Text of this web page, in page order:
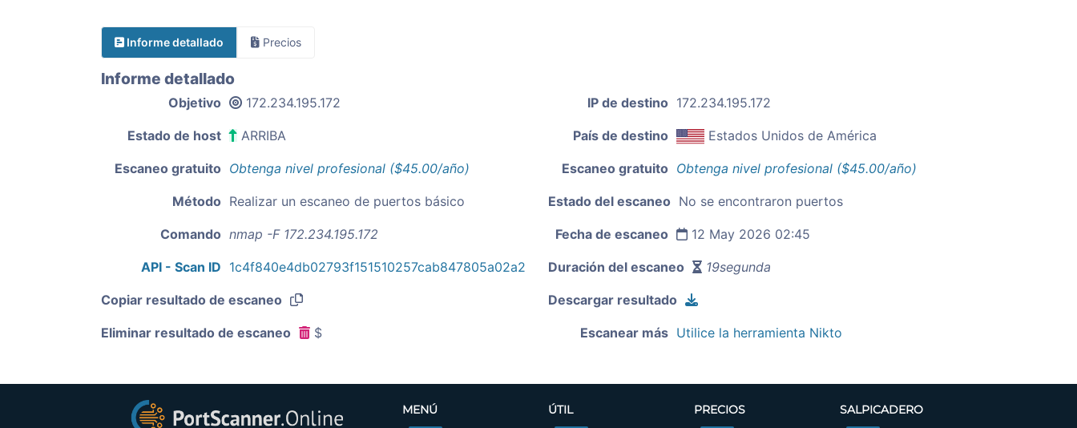
Informe detallado Precios
Informe detallado
Objetivo 172.234.195.172 IP de destino 172.234.195.172
Estado de host ARRIBA País de destino Estados Unidos de América
Escaneo gratuito Obtenga nivel profesional ($45.00/año) Escaneo gratuito Obtenga nivel profesional ($45.00/año)
Método Realizar un escaneo de puertos básico Estado del escaneo No se encontraron puertos
Comando nmap -F 172.234.195.172 Fecha de escaneo 12 May 2026 02:45
API - Scan ID 1c4f840e4db02793f151510257cab847805a02a2 Duración del escaneo 19segunda
Copiar resultado de escaneo Descargar resultado
Eliminar resultado de escaneo $ Escanear más Utilice la herramienta Nikto
MENÚ ÚTIL PRECIOS SALPICADERO